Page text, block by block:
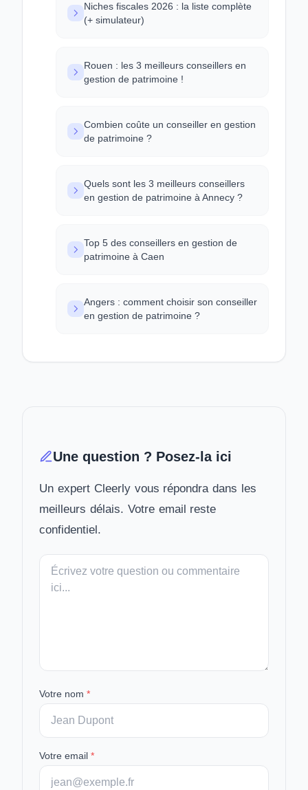
Niches fiscales 2026 : la liste complète
(+ simulateur)
Rouen : les 3 meilleurs conseillers en
gestion de patrimoine !
Combien coûte un conseiller en gestion
de patrimoine ?
Quels sont les 3 meilleurs conseillers
en gestion de patrimoine à Annecy ?
Top 5 des conseillers en gestion de
patrimoine à Caen
Angers : comment choisir son conseiller
en gestion de patrimoine ?
Une question ? Posez-la ici
Un expert Cleerly vous répondra dans les
meilleurs délais. Votre email reste
confidentiel.
Votre
message
Votre nom *
Votre email *